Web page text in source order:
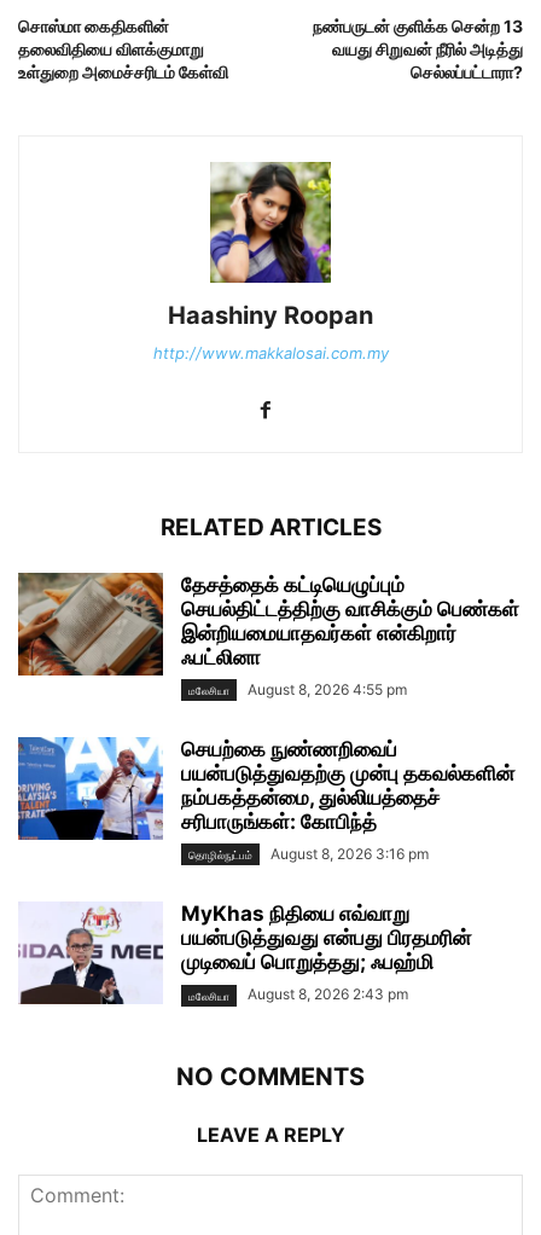
சொஸ்மா கைதிகளின்
தலைவிதியை விளக்குமாறு
உள்துறை அமைச்சரிடம் கேள்வி
நண்பருடன் குளிக்க சென்ற 13
வயது சிறுவன் நீரில் அடித்து
செல்லப்பட்டாரா?
Haashiny Roopan
http://www.makkalosai.com.my
RELATED ARTICLES
தேசத்தைக் கட்டியெழுப்பும்
செயல்திட்டத்திற்கு வாசிக்கும் பெண்கள்
இன்றியமையாதவர்கள் என்கிறார்
ஃபட்லினா
மலேசியா August 8, 2026 4:55 pm
செயற்கை நுண்ணறிவைப்
பயன்படுத்துவதற்கு முன்பு தகவல்களின்
நம்பகத்தன்மை, துல்லியத்தைச்
சரிபாருங்கள்: கோபிந்த்
தொழில்நுட்பம் August 8, 2026 3:16 pm
MyKhas நிதியை எவ்வாறு
பயன்படுத்துவது என்பது பிரதமரின்
முடிவைப் பொறுத்தது; ஃபஹ்மி
மலேசியா August 8, 2026 2:43 pm
NO COMMENTS
LEAVE A REPLY